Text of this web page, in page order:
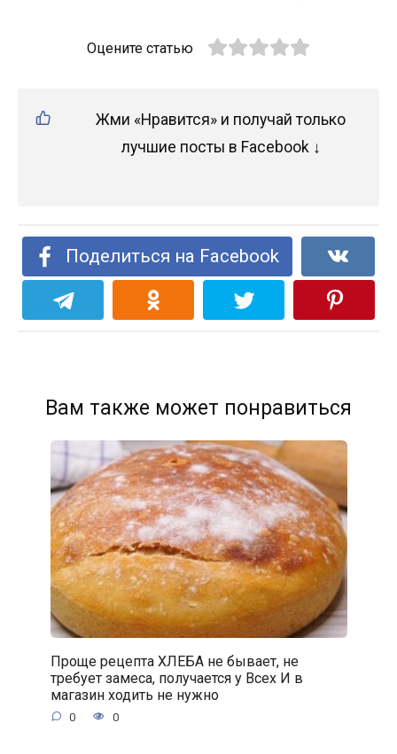
Оцените статью
Жми «Нравится» и получай только
лучшие посты в Facebook ↓
Поделиться на Facebook
Вам также может понравиться
Проще рецепта ХЛЕБА не бывает, не
требует замеса, получается у Всех И в
магазин ходить не нужно
0 0